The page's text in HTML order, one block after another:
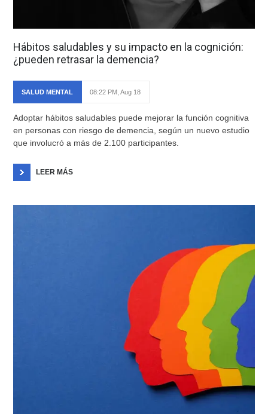
Hábitos saludables y su impacto en la cognición:
¿pueden retrasar la demencia?
SALUD MENTAL 08:22 PM, Aug 18
Adoptar hábitos saludables puede mejorar la función cognitiva
en personas con riesgo de demencia, según un nuevo estudio
que involucró a más de 2.100 participantes.
LEER MÁS